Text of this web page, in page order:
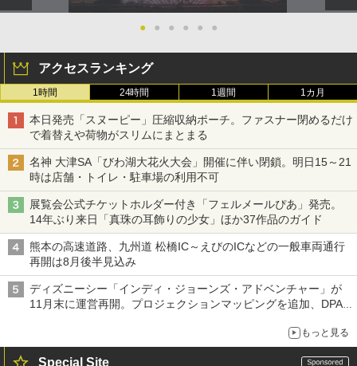
● ● ● ● ● ●
アクセスランキング
1時間 24時間 1週間 1カ月
本日発売「スヌーピー」圧縮収納ポーチ。ファスナー閉めるだけ
で着替えや荷物がスリムにまとまる
名神 大津SA「びわ湖大花火大会」開催に伴い閉鎖。明日15～21
時は店舗・トイレ・駐車場の利用不可
展覧会公式チケットホルダー付き「フェルメールぴあ」発売。
14年ぶり来日「真珠の耳飾りの少女」ほか37作品のガイド
熊本の高速道路、九州道 松橋IC～えびのICなどの一般車両通行
再開は8月後半見込み
ディズニーシー「インディ・ジョーンズ・アドベンチャー」が
11月末に運営再開。プロジェクションマッピングを追加、DPA
もっと見る
Special Site